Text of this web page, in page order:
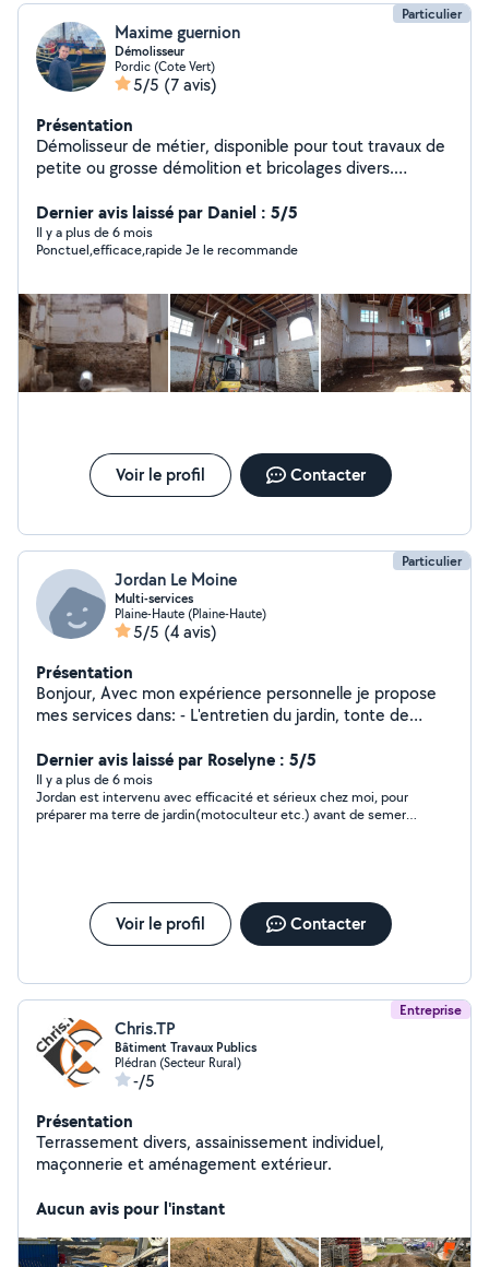
Particulier
Maxime guernion
Démolisseur
Pordic (Cote Vert)
5/5 (7 avis)
Présentation
Démolisseur de métier, disponible pour tout travaux de
petite ou grosse démolition et bricolages divers.
voyant vidange et contrôle complet. Petite mécanique,
changement freinage et vidange complète possible sur
demande.
Dernier avis laissé par Daniel : 5/5
Il y a plus de 6 mois
Ponctuel,efficace,rapide Je le recommande
Voir le profil Contacter
Particulier
Jordan Le Moine
Multi-services
Plaine-Haute (Plaine-Haute)
5/5 (4 avis)
Présentation
Bonjour, Avec mon expérience personnelle je propose
mes services dans: - L'entretien du jardin, tonte de
motoculteur, taille de haies, plantation. - Bricolage,
petite maçonnerie, muret, pose de clôture, parements,
dalle béton, montage de meuble, évacuations de
gravats et déchets vert. Je peux me déplacer avec mon
Dernier avis laissé par Roselyne : 5/5
Il y a plus de 6 mois
Jordan est intervenu avec efficacité et sérieux chez moi, pour
préparer ma terre de jardin(motoculteur etc.) avant de semer
Voir le profil Contacter
Entreprise
Chris.TP
Bâtiment Travaux Publics
Plédran (Secteur Rural)
-/5
Présentation
Terrassement divers, assainissement individuel,
maçonnerie et aménagement extérieur.
Aucun avis pour l'instant